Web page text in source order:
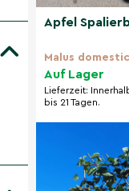
Apfel
Malus
Auf Lager
Lieferzeit:
bis 21 Tagen.